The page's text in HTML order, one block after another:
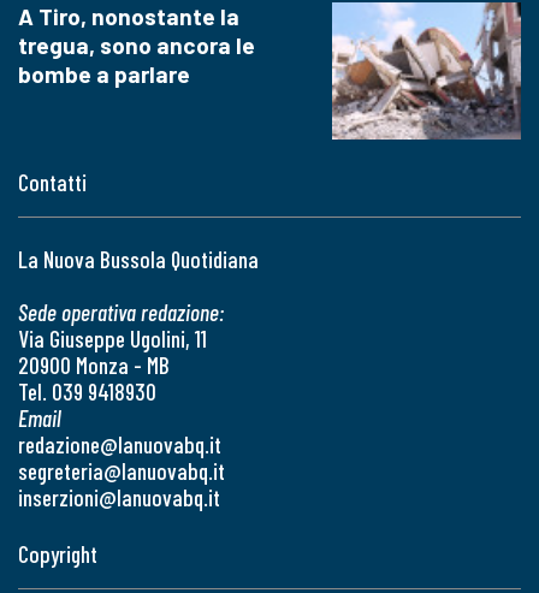
Contatti
La Nuova Bussola Quotidiana
Sede operativa redazione:
Via Giuseppe Ugolini, 11
20900 Monza - MB
Tel. 039 9418930
Email
redazione@lanuovabq.it
segreteria@lanuovabq.it
inserzioni@lanuovabq.it
A Tiro, nonostante la
tregua, sono ancora le
bombe a parlare
Copyright